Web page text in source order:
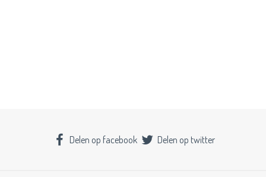
Delen op facebook Delen op twitter